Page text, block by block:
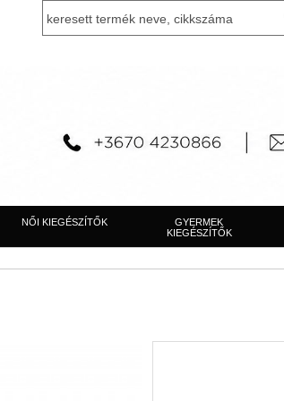
NŐI KIEGÉSZÍTŐK
GYERMEK
KIEGÉSZÍTŐK